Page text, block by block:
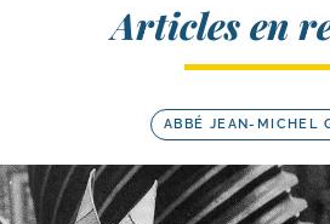
Articles en
ABBÉ JEAN-MICHEL